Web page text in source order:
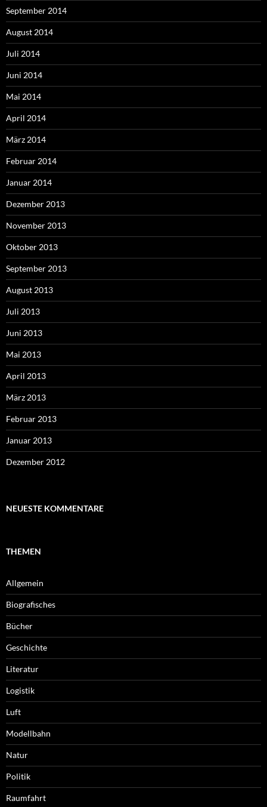
September 2014
August 2014
Juli 2014
Juni 2014
Mai 2014
April 2014
März 2014
Februar 2014
Januar 2014
Dezember 2013
November 2013
Oktober 2013
September 2013
August 2013
Juli 2013
Juni 2013
Mai 2013
April 2013
März 2013
Februar 2013
Januar 2013
Dezember 2012
NEUESTE KOMMENTARE
THEMEN
Allgemein
Biografisches
Bücher
Geschichte
Literatur
Logistik
Luft
Modellbahn
Natur
Politik
Raumfahrt